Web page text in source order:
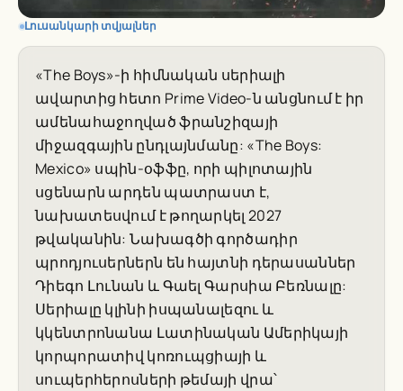
Լուսանկարի տվյալներ
«The Boys»-ի հիմնական սերիալի
ավարտից հետո Prime Video-ն անցնում է իր
ամենահաջողված ֆրանշիզայի
միջազգային ընդլայնմանը: «The Boys:
Mexico» սպին-օֆֆը, որի պիլոտային
սցենարն արդեն պատրաստ է,
նախատեսվում է թողարկել 2027
թվականին: Նախագծի գործադիր
պրոդյուսերներն են հայտնի դերասաններ
Դիեգո Լունան և Գաել Գարսիա Բեռնալը:
Սերիալը կլինի իսպանալեզու և
կկենտրոնանա Լատինական Ամերիկայի
կորպորատիվ կոռուպցիայի և
սուպերհերոսների թեմայի վրա՝